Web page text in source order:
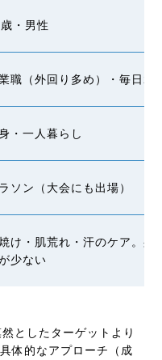
・男性
職（外回り多め）・毎日2
・一人暮らし
ソン（大会にも出場）
け・肌荒れ・汗のケア。
少ない
としたターゲットより
体的なアプローチ（成